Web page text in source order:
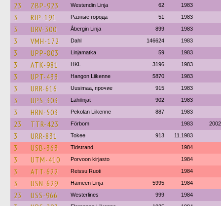
23 ZBP-923 Westendin Linja 62 1983
3 RJP-191 Разные города 51 1983
3 URV-300 Åbergin Linja 899 1983
3 VMH-172 Dahl 146624 1983
3 UPP-803 Linjamatka 59 1983
3 ATK-981 HKL 3196 1983
3 UPT-433 Hangon Liikenne 5870 1983
3 URR-616 Uusimaa, прочие 915 1983
3 UPS-303 Lähilinjat 902 1983
3 HRN-503 Pekolan Liikenne 887 1983
23 TTR-423 Förbom 1983 2002
3 URR-831 Tokee 913 11.1983
3 USB-363 Tidstrand 1984
3 UTM-410 Porvoon kirjasto 1984
3 ATT-622 Reissu Ruoti 1984
3 USN-629 Hämeen Linja 5995 1984
23 USS-966 Westerlines 999 1984